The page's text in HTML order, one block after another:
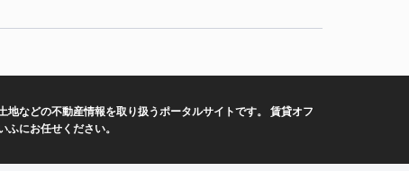
などの不動産情報を取り扱うポータルサイトです。 賃貸オフ
にお任せください。